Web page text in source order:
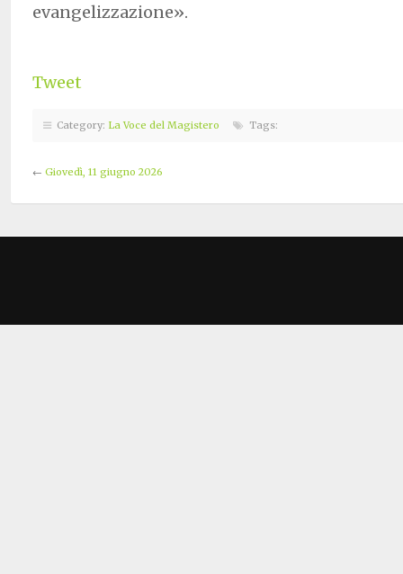
evangelizzazione».
Tweet
Category: La Voce del Magistero Tags:
← Giovedì, 11 giugno 2026